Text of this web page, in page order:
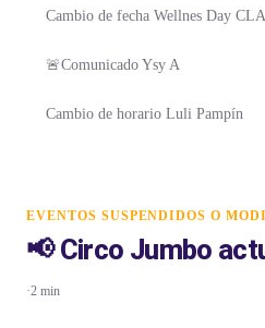
Cambio de fecha Wellnes Day CLA
🚨Comunicado Ysy A
Cambio de horario Luli Pampín
EVENTOS SUSPENDIDOS O
📢 Circo Jumbo
·2 min